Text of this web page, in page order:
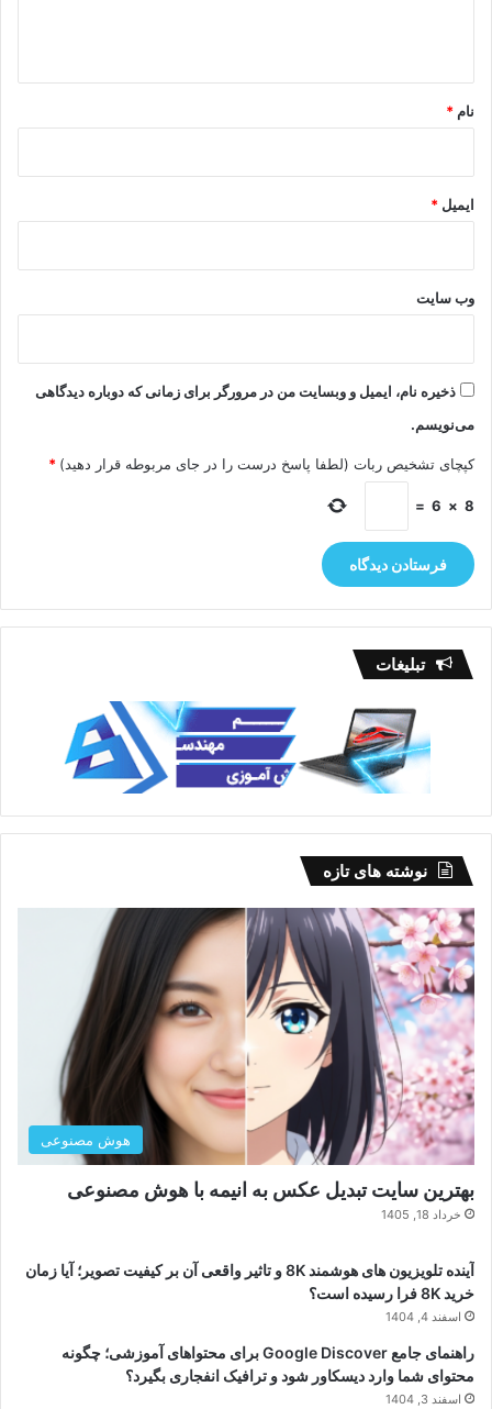
نام *
ایمیل *
وب‌ سایت
ذخیره نام، ایمیل و وبسایت من در مرورگر برای زمانی که دوباره دیدگاهی
می‌نویسم.
کپچای تشخیص ربات (لطفا پاسخ درست را در جای مربوطه قرار دهید) *
8
×
6
=
تبلیغات
نوشته های تازه
هوش مصنوعی
بهترین سایت تبدیل عکس به انیمه با هوش مصنوعی
خرداد 18, 1405
آینده تلویزیون های هوشمند 8K و تاثیر واقعی آن بر کیفیت تصویر؛ آیا زمان
خرید 8K فرا رسیده است؟
اسفند 4, 1404
راهنمای جامع Google Discover برای محتواهای آموزشی؛ چگونه
محتوای شما وارد دیسکاور شود و ترافیک انفجاری بگیرد؟
اسفند 3, 1404